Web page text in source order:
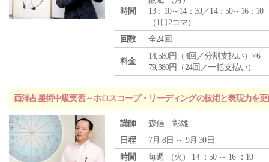
時間
13：10～14：30／14：50～16：10
（1日2コマ）
回数
全24回
料金
14,580円（4回／分割支払い）×6
79,380円（24回／一括支払い）
西洋占星術中級実習～ホロスコープ・リーディングの技術と表現力を
講師
森信 彰雄
日程
7月 8日 ～ 9月 30日
時間
毎週 （火 ） 14 ：50 ～ 16 ：10